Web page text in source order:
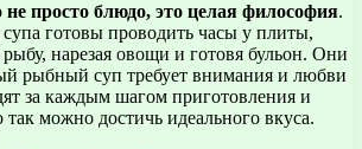
просто блюдо, это целая философия.
готовы проводить часы у плиты,
нарезая овощи и готовя бульон. Они
рыбный суп требует внимания и любви
за каждым шагом приготовления и
так можно достичь идеального вкуса.